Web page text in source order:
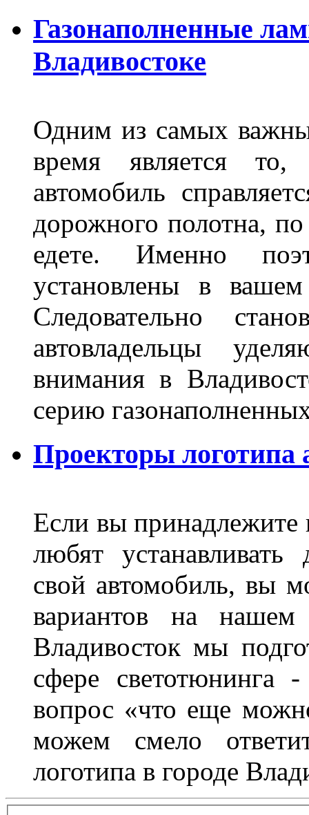
Газонаполненные
Владивостоке
Одним из самых
время является то,
автомобиль
дорожного полотна,
едете. Именно
установлены в
Следовательно
автовладельцы
внимания в
серию
Проекторы логотипа
Если вы принадлежите
любят устанавливать
свой автомобиль, вы
вариантов на
Владивосток мы
сфере светотюнинга
вопрос «что еще
можем смело
логотипа в городе